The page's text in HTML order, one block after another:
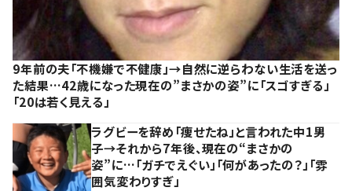
9年前の夫「不機嫌で不健康」→自然に逆らわない生活を送っ
た結果…42歳になった現在の”まさかの姿”に「スゴすぎる」
「20は若く見える」
ラグビーを辞め「痩せたね」と言われた中1男
子→それから7年後、現在の“まさかの
姿”に…「ガチでえぐい」「何があったの？」「雰
囲気変わりすぎ」